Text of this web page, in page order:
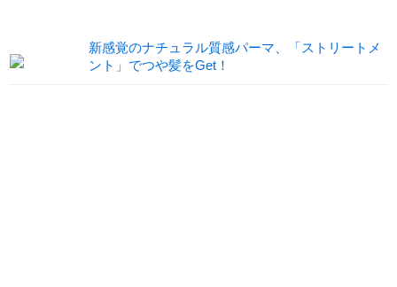
新感覚のナチュラル質感パーマ、「ストリートメ
ント」でつや髪をGet！